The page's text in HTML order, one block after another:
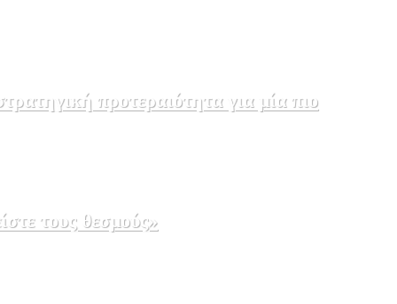
προτεραιότητα για μία πιο
τους θεσμούς»